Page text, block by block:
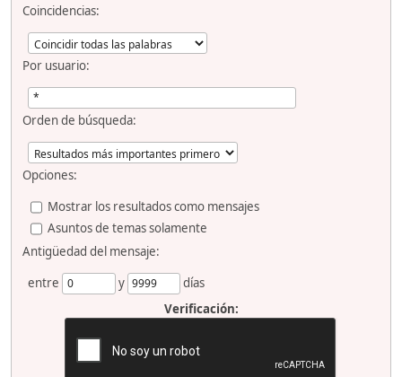
Coincidencias:
Por usuario:
Orden de búsqueda:
Opciones:
Mostrar los resultados como mensajes
Asuntos de temas solamente
Antigüedad del mensaje:
entre
y
días
Verificación: